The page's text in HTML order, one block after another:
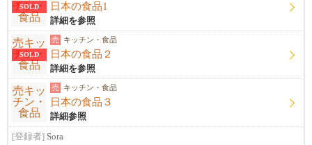
SOLD 日本の食品1
詳細を参照
SOLD
売 キッチン・食品
日本の食品２
詳細を参照
売 キッチン・食品
日本の食品３
詳細参照
[登録者] Sora